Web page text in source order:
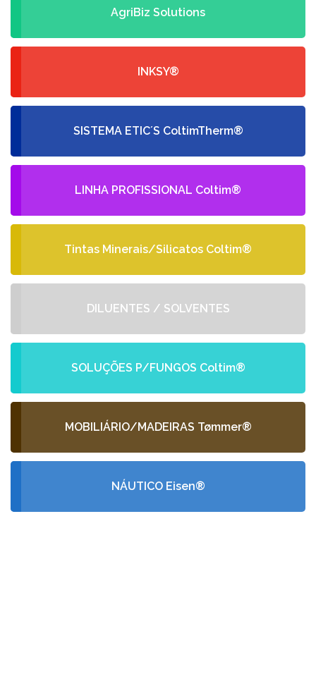
AgriBiz Solutions
INKSY®
SISTEMA ETIC´S ColtimTherm®
LINHA PROFISSIONAL Coltim®
Tintas Minerais/Silicatos Coltim®
DILUENTES / SOLVENTES
SOLUÇÕES P/FUNGOS Coltim®
MOBILIÁRIO/MADEIRAS Tømmer®
NÁUTICO Eisen®